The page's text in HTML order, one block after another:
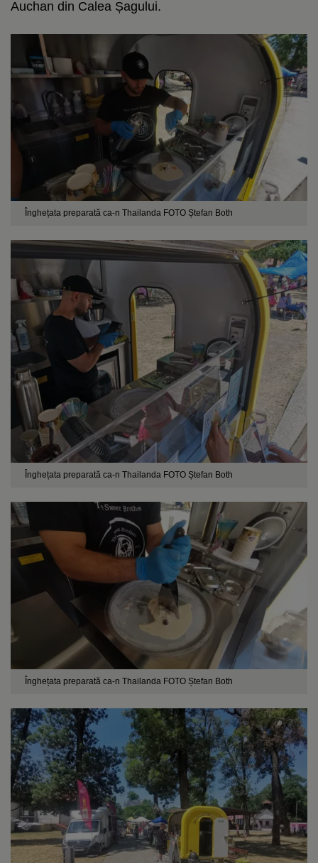
Auchan din Calea Șagului.
Înghețata preparată ca-n Thailanda FOTO Ștefan Both
Înghețata preparată ca-n Thailanda FOTO Ștefan Both
Înghețata preparată ca-n Thailanda FOTO Ștefan Both